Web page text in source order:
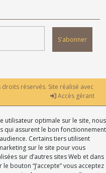
S'abonner
réservés. Site réalisé avec
Accès gérant
utilisateur optimale sur le site, nous
qui assurent le bon fonctionnement
Certains tiers utilisent
sur le site pour vous
sur d’autres sites Web et dans
bouton “J’accepte” vous acceptez